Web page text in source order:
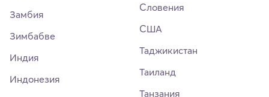
Замбия
Зимбабве
Индия
Индонезия
Словения
США
Таджикистан
Таиланд
Танзания